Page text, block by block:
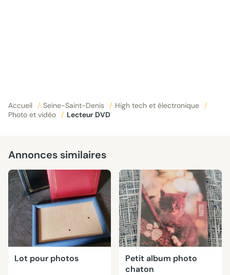
Accueil / Seine-Saint-Denis / High tech et électronique
/
Photo et vidéo
/ Lecteur DVD
Annonces similaires
Lot pour photos
Petit album photo
chaton